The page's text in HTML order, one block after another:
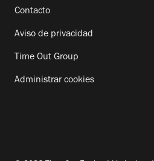
Contacto
Aviso de privacidad
Time Out Group
Administrar cookies